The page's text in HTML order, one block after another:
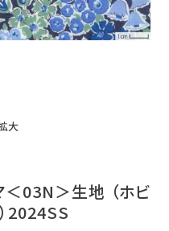
大
＜03N＞生地 （ホビ
2024SS